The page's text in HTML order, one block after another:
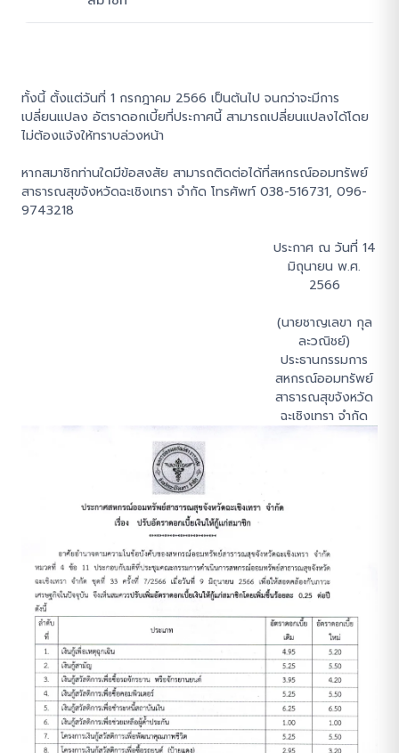
ทั้งนี้ ตั้งแต่วันที่ 1 กรกฎาคม 2566 เป็นต้นไป จนกว่าจะมีการ
เปลี่ยนแปลง อัตราดอกเบี้ยที่ประกาศนี้ สามารถเปลี่ยนแปลงได้โดย
ไม่ต้องแจ้งให้ทราบล่วงหน้า
หากสมาชิกท่านใดมีข้อสงสัย สามารถติดต่อได้ที่สหกรณ์ออมทรัพย์
สาธารณสุขจังหวัดฉะเชิงเทรา จำกัด โทรศัพท์ 038-516731, 096-
9743218
ประกาศ ณ วันที่ 14
มิถุนายน พ.ศ.
2566
(นายชาญเลขา กุล
ละวณิชย์)
ประธานกรรมการ
สหกรณ์ออมทรัพย์
สาธารณสุขจังหวัด
ฉะเชิงเทรา จำกัด